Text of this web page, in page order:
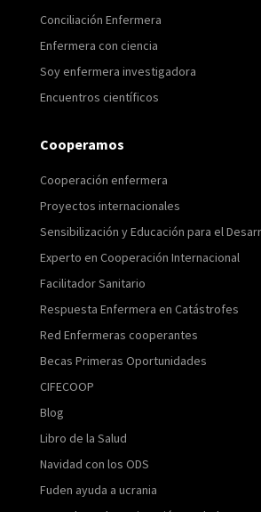
Conciliación Enfermera
Enfermera con ciencia
Soy enfermera investigadora
Encuentros científicos
Cooperamos
Cooperación enfermera
Proyectos internacionales
Sensibilización y Educación para el
Experto en Cooperación Internacional
Facilitador Sanitario
Respuesta Enfermera en Catástrofes
Red Enfermeras cooperantes
Becas Primeras Oportunidades
CIFECOOP
Blog
Libro de la Salud
Navidad con los ODS
Fuden ayuda a ucrania